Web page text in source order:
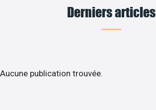
Derniers articles
Aucune publication trouvée.